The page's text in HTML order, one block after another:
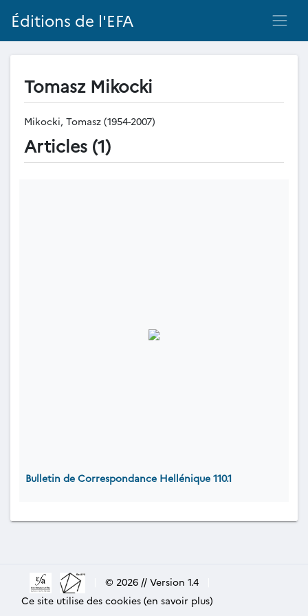
Éditions de l'EFA
Tomasz Mikocki
Mikocki, Tomasz (1954-2007)
Articles (1)
Bulletin de Correspondance Hellénique 110.1
© 2026 // Version 1.4
Ce site utilise des cookies (en savoir plus)